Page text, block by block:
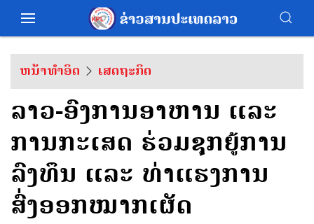
ຫນ້າທຳອິດ ເສດຖະກິດ
ລາວ-ອົງການອາຫານ ແລະ
ການກະເສດ ຮ່ວມຊຸກຍູ້ການ
ລົງທຶນ ແລະ ທ່າແຮງການ
ສົ່ງອອກໝາກເຜັດ